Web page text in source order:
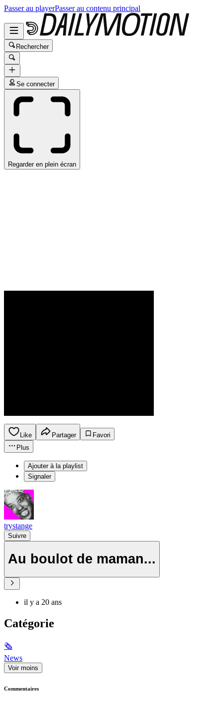
Passer au playerPasser au contenu principal
Rechercher
Se connecter
Regarder en plein écran
Like Partager
Favori
Plus
Ajouter à la playlist
Signaler
trystange
Suivre
Au boulot de maman...
il y a 20 ans
Catégorie
🗞
News
Voir moins
Commentaires